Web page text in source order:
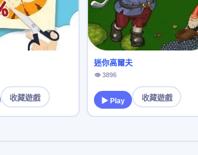
收藏遊戲
迷你高爾夫
👁 3896
▶ Play 收藏遊戲